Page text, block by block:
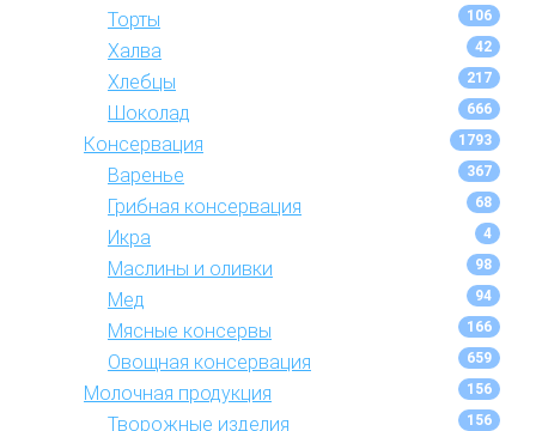
Торты 106
Халва 42
Хлебцы 217
Шоколад 666
Консервация 1793
Варенье 367
Грибная консервация 68
Икра 4
Маслины и оливки 98
Мед 94
Мясные консервы 166
Овощная консервация 659
Молочная продукция 156
Творожные изделия 156